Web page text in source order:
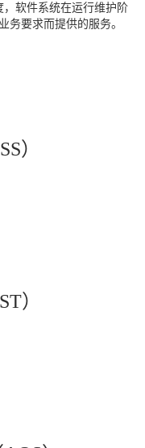
软件系统在运行维护阶
务要求而提供的服务。
）
）